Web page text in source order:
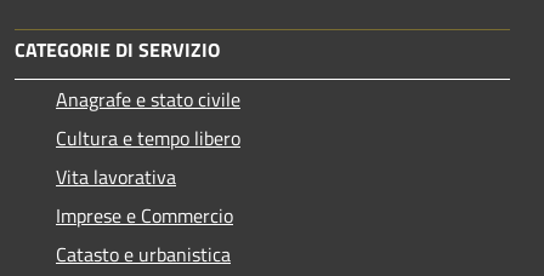
CATEGORIE DI SERVIZIO
Anagrafe e stato civile
Cultura e tempo libero
Vita lavorativa
Imprese e Commercio
Catasto e urbanistica